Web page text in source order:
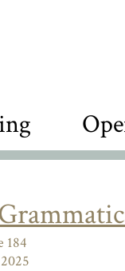
184